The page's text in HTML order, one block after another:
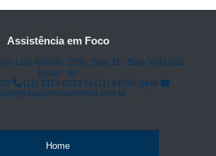
Assistência em Foco
Luís Antônio, 2050, Sala 31 - Bela Vista São
Paulo - SP
(11) 3313-0719
(11) 94596-3446
Home